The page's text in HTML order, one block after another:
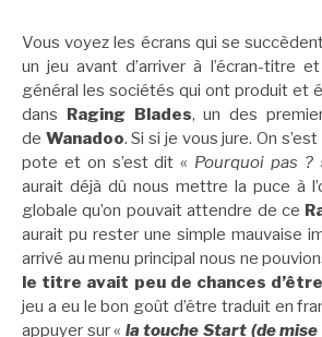
Vous voyez les écrans qui se
un jeu avant d’arriver à l’écran-titre
général les sociétés qui ont produit et
dans Raging Blades, un des
de Wanadoo. Si si je vous jure. On
pote et on s’est dit « Pourquoi pas ?
aurait déjà dû nous mettre la puce à
globale qu’on pouvait attendre de ce
aurait pu rester une simple mauvaise
arrivé au menu principal nous ne
le titre avait peu de chances
jeu a eu le bon goût d’être traduit en
appuyer sur « la touche Start (de mise